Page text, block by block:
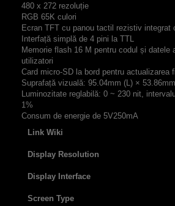
480 x 272 rezoluție
RGB 65K culori
Ecran TFT cu panou tactil rezistiv integrat
Interfață simplă de 4 pini la TTL
Memorie flash 16 M pentru codul și datele
utilizatori
Card micro-SD la bord pentru actualizarea
Suprafață vizuală: 95.04mm (L) ×
Luminozitate reglabilă: 0 ~ 230 nit,
1%
Consum de energie de 5V250mA
Link Wiki
Display Resolution
Display Interface
Screen Type